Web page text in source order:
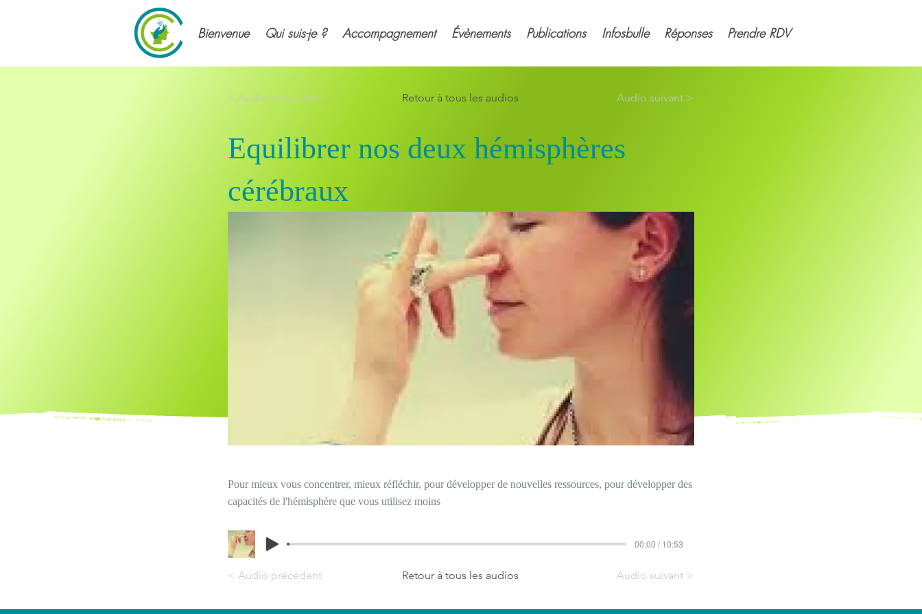
Bienvenue Qui suis-je ? Accompagnement Évènements Publications Infosbulle Réponses Prendre RDV
< Audio précédent Retour à tous les audios Audio suivant >
Equilibrer nos deux hémisphères
cérébraux
Pour mieux vous concentrer, mieux réfléchir, pour développer de nouvelles ressources, pour développer des
capacités de l'hémisphère que vous utilisez moins
00:00 / 10:53
< Audio précédent Retour à tous les audios Audio suivant >